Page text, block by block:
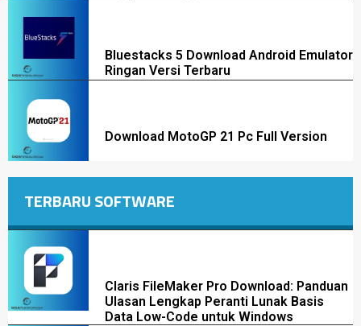
Bluestacks 5 Download Android Emulator
Ringan Versi Terbaru
Download MotoGP 21 Pc Full Version
TERBARU SOFTWARE
Claris FileMaker Pro Download: Panduan
Ulasan Lengkap Peranti Lunak Basis
Data Low-Code untuk Windows